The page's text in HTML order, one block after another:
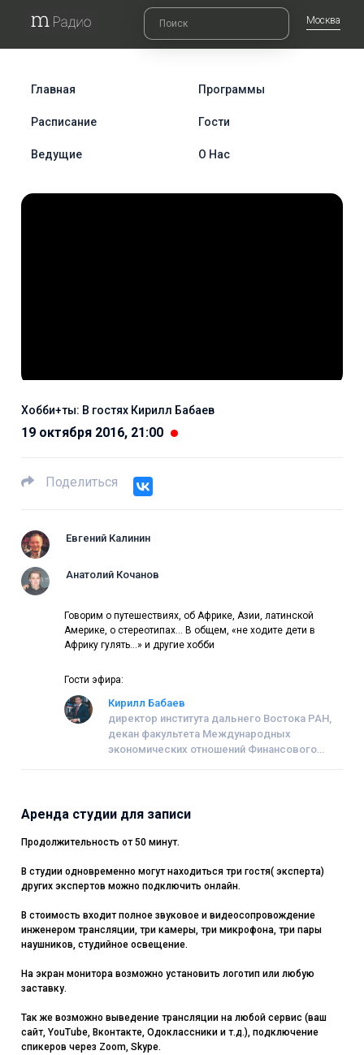
Москва
Главная Программы
Расписание Гости
Ведущие О Нас
Хобби+ты: В гостях Кирилл Бабаев
19 октября 2016, 21:00
Поделиться
Евгений Калинин
Анатолий Кочанов
Говорим о путешествиях, об Африке, Азии, латинской
Америке, о стереотипах... В общем, «не ходите дети в
Африку гулять…» и другие хобби
Гости эфира:
Кирилл Бабаев
директор института дальнего Востока РАН,
декан факультета Международных
экономических отношений Финансового
Аренда студии для записи
Продолжительность от 50 минут.
В студии одновременно могут находиться три гостя( эксперта)
других экспертов можно подключить онлайн.
В стоимость входит полное звуковое и видеосопровождение
инженером трансляции, три камеры, три микрофона, три пары
наушников, студийное освещение.
На экран монитора возможно установить логотип или любую
заставку.
Так же возможно выведение трансляции на любой сервис (ваш
сайт, YouTube, Вконтакте, Одоклассники и т.д.), подключение
спикеров через Zoom, Skype.